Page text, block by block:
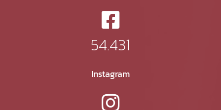
54.431
Instagram